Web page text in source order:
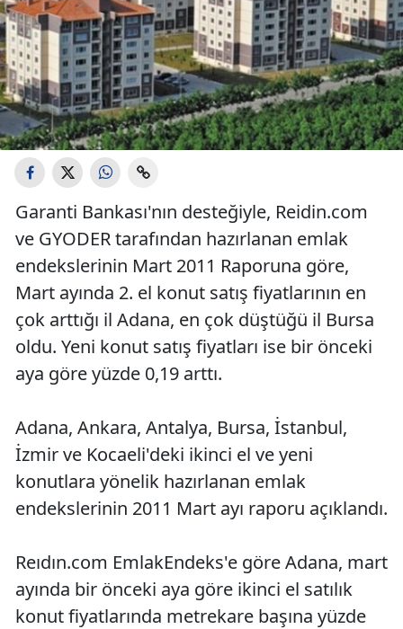
Garanti Bankası'nın desteğiyle, Reidin.com
ve GYODER tarafından hazırlanan emlak
endekslerinin Mart 2011 Raporuna göre,
Mart ayında 2. el konut satış fiyatlarının en
çok arttığı il Adana, en çok düştüğü il Bursa
oldu. Yeni konut satış fiyatları ise bir önceki
aya göre yüzde 0,19 arttı.
Adana, Ankara, Antalya, Bursa, İstanbul,
İzmir ve Kocaeli'deki ikinci el ve yeni
konutlara yönelik hazırlanan emlak
endekslerinin 2011 Mart ayı raporu açıklandı.
Reıdın.com EmlakEndeks'e göre Adana, mart
ayında bir önceki aya göre ikinci el satılık
konut fiyatlarında metrekare başına yüzde